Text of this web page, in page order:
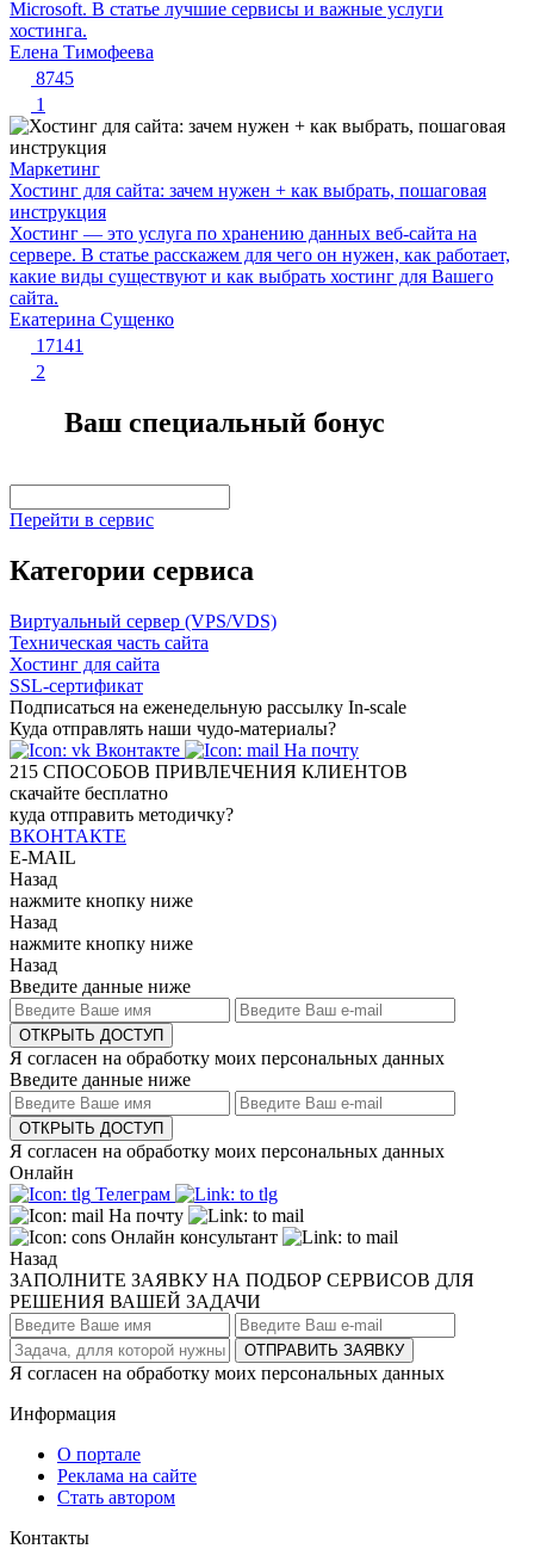
Microsoft. В статье лучшие сервисы и важные услуги
хостинга.
Елена Тимофеева
8745
1
Маркетинг
Хостинг для сайта: зачем нужен + как выбрать, пошаговая
инструкция
Хостинг — это услуга по хранению данных веб-сайта на
сервере. В статье расскажем для чего он нужен, как работает,
какие виды существуют и как выбрать хостинг для Вашего
сайта.
Екатерина Сущенко
17141
2
Ваш специальный бонус
Перейти в сервис
Категории сервиса
Виртуальный сервер (VPS/VDS)
Техническая часть сайта
Хостинг для сайта
SSL-сертификат
Подписаться на еженедельную рассылку In-scale
Куда отправлять наши чудо-материалы?
Вконтакте
На почту
215 СПОСОБОВ ПРИВЛЕЧЕНИЯ КЛИЕНТОВ
скачайте бесплатно
куда отправить методичку?
ВКОНТАКТЕ
E-MAIL
Назад
нажмите кнопку ниже
Назад
нажмите кнопку ниже
Назад
Введите данные ниже
ОТКРЫТЬ ДОСТУП
Я согласен на обработку моих персональных данных
Введите данные ниже
ОТКРЫТЬ ДОСТУП
Я согласен на обработку моих персональных данных
Онлайн
Телеграм
На почту
Онлайн консультант
Назад
ЗАПОЛНИТЕ ЗАЯВКУ НА ПОДБОР СЕРВИСОВ ДЛЯ
РЕШЕНИЯ ВАШЕЙ ЗАДАЧИ
ОТПРАВИТЬ ЗАЯВКУ
Я согласен на обработку моих персональных данных
Информация
О портале
Реклама на сайте
Стать автором
Контакты